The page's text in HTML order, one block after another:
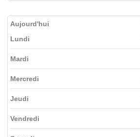
Aujourd'hui
Lundi
Mardi
Mercredi
Jeudi
Vendredi